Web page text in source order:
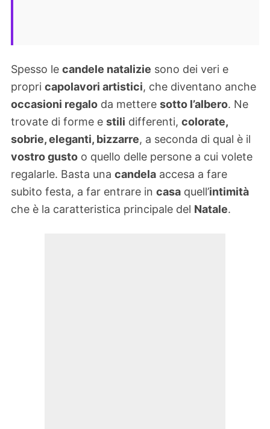
Spesso le candele natalizie sono dei veri e
propri capolavori artistici, che diventano anche
occasioni regalo da mettere sotto l’albero. Ne
trovate di forme e stili differenti, colorate,
sobrie, eleganti, bizzarre, a seconda di qual è il
vostro gusto o quello delle persone a cui volete
regalarle. Basta una candela accesa a fare
subito festa, a far entrare in casa quell’intimità
che è la caratteristica principale del Natale.